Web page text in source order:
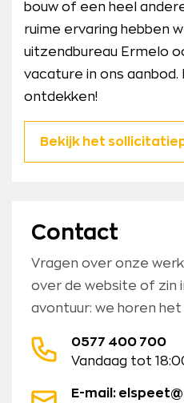
bouw of een heel
ruime ervaring hebben
uitzendbureau Ermelo
vacature in ons
ontdekken!
Bekijk het
Contact
Vragen over onze
over de website of zin
avontuur: we horen het
0577 400 700
Vandaag tot
E-mail: